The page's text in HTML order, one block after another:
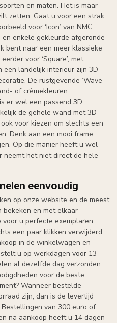
en maten. Het is maar
zetten. Gaat u voor een strak
voor ‘Icon’ van NMC,
enkele gekleurde afgeronde
bent naar een meer klassieke
voor ‘Square’, met
landelijk interieur zijn 3D
De rustgevende ‘Wave’
of crèmekleuren
er wel een passend 3D
de gehele wand met 3D
voor kiezen om slechts een
Denk aan een mooi frame,
Op die manier heeft u wel
neemt het niet direct de hele
eenvoudig
op onze website en de meest
en met elkaar
u perfecte exemplaren
een paar klikken verwijderd
in de winkelwagen en
u op werkdagen voor 13
al dezelfde dag verzonden.
voor de beste
Wanneer bestelde
zijn, dan is de levertijd
van 300 euro of
na aankoop heeft u 14 dagen